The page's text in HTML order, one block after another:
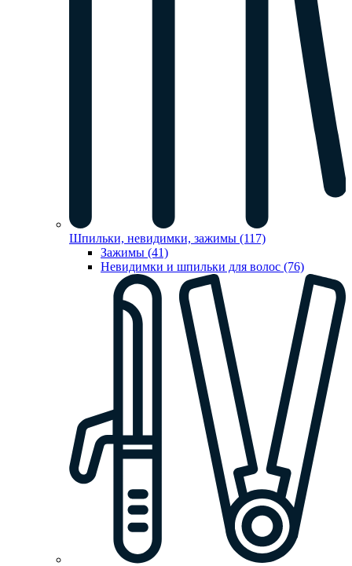
Шпильки, невидимки, зажимы (117)
Зажимы (41)
Невидимки и шпильки для волос (76)